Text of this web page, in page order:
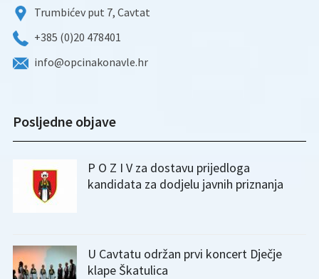
Trumbićev put 7, Cavtat
+385 (0)20 478401
info@opcinakonavle.hr
Posljedne objave
P O Z I V za dostavu prijedloga
kandidata za dodjelu javnih priznanja
U Cavtatu održan prvi koncert Dječje
klape Škatulica